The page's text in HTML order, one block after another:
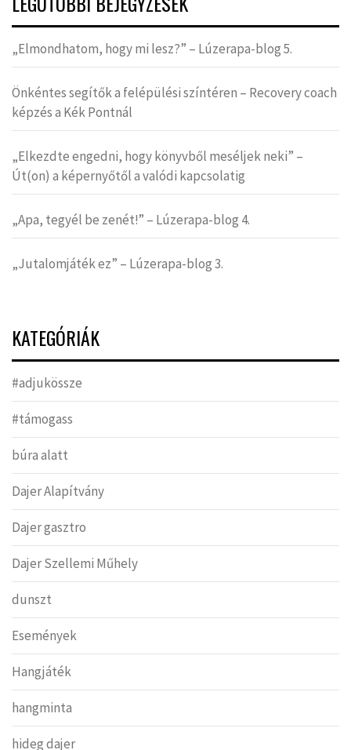
„Elmondhatom, hogy mi lesz?” – Lúzerapa-blog 5.
Önkéntes segítők a felépülési színtéren – Recovery coach
képzés a Kék Pontnál
„Elkezdte engedni, hogy könyvből meséljek neki” –
Út(on) a képernyőtől a valódi kapcsolatig
„Apa, tegyél be zenét!” – Lúzerapa-blog 4.
„Jutalomjáték ez” – Lúzerapa-blog 3.
KATEGÓRIÁK
#adjukössze
#támogass
búra alatt
Dajer Alapítvány
Dajer gasztro
Dajer Szellemi Műhely
dunszt
Események
Hangjáték
hangminta
hideg dajer